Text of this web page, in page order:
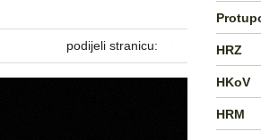
podijeli stranicu: HRZ
HKoV
HRM